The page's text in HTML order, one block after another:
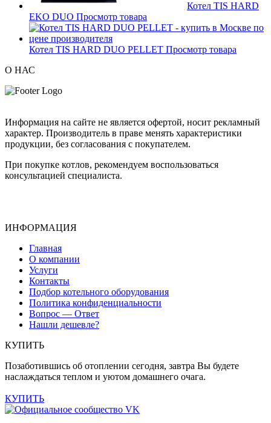
Котел TIS HARD
EKO DUO Просмотр товара
Котел TIS HARD DUO PELLET Просмотр товара
О НАС
Информация на сайте не является офертой, носит рекламный
характер. Производитель в праве менять характеристики
продукции, без согласования с покупателем.
При покупке котлов, рекомендуем воспользоваться
консультацией специалиста.
ИНФОРМАЦИЯ
Главная
О компании
Услуги
Контакты
Подбор котельного оборудования
Политика конфиденциальности
Вопрос — Ответ
Нашли дешевле?
КУПИТЬ
Позаботившись об отоплении сегодня, завтра Вы будете
наслаждаться теплом и уютом домашнего очага.
КУПИТЬ